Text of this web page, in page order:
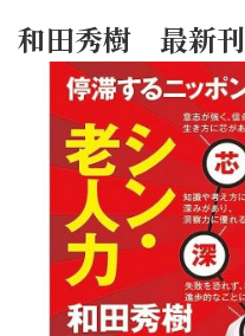
和田秀樹 最新刊